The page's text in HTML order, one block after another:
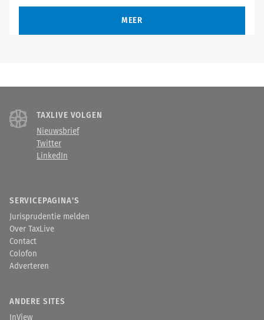
MEER
TAXLIVE VOLGEN
Nieuwsbrief
Twitter
LinkedIn
SERVICEPAGINA'S
Jurisprudentie melden
Over TaxLive
Contact
Colofon
Adverteren
ANDERE SITES
InView